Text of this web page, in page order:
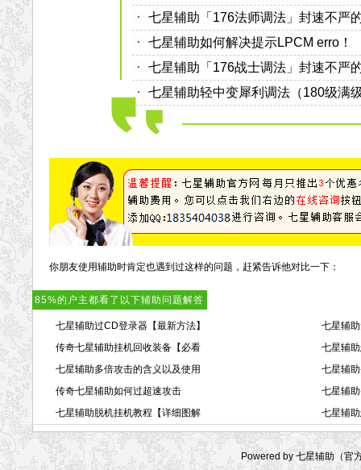
七星辅助「176法师调法」封速不严
七星辅助如何解决提示LPCM erro！
七星辅助「176战士调法」封速不严
七星辅助轻中变犀利调法（180级满
你朋友使用辅助时肯定也遇到过这样的问题，赶紧告诉他对比一下：
85%的户主都看了以下辅助问题解答
七星辅助过CD登录器【最新方法】
七星辅
传奇七星辅助挂机回收装备【必看
七星辅
七星辅助多倍攻击的含义以及使用
七星辅
传奇七星辅助如何过超速攻击
七星辅
七星辅助脱机挂机教程【详细图解
七星辅
Powered by 七星辅助（官